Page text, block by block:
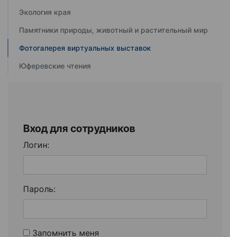
Экология края
Памятники природы, животный и растительный мир
Фотогалерея виртуальных выставок
Юферевские чтения
Вход для сотрудников
Логин:
Пароль:
Запомнить меня